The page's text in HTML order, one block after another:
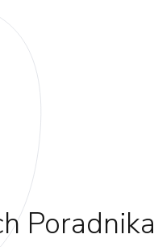
Poradnika